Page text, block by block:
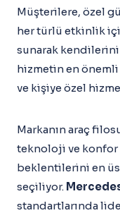
Müşterilere, özel
her türlü etkinlik
sunarak kendilerini
hizmetin en
ve kişiye özel
Markanın araç
teknoloji ve konfor
beklentilerini en
seçiliyor.
standartlarında